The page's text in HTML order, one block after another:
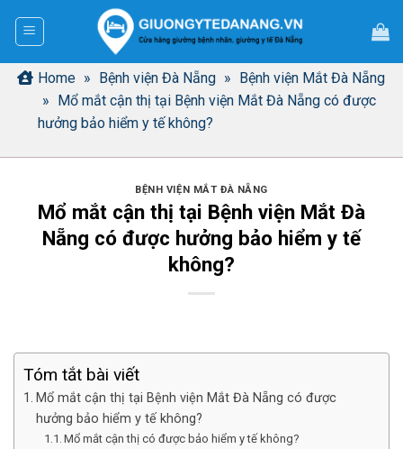
dung Home » Bệnh viện Đà Nẵng » Bệnh viện Mắt Đà Nẵng
» Mổ mắt cận thị tại Bệnh viện Mắt Đà Nẵng có được
hưởng bảo hiểm y tế không?
BỆNH VIỆN MẮT ĐÀ NẴNG
Mổ mắt cận thị tại Bệnh viện Mắt Đà
Nẵng có được hưởng bảo hiểm y tế
không?
Tóm tắt bài viết
Mổ mắt cận thị tại Bệnh viện Mắt Đà Nẵng có được
hưởng bảo hiểm y tế không?
Mổ mắt cận thị có được bảo hiểm y tế không?